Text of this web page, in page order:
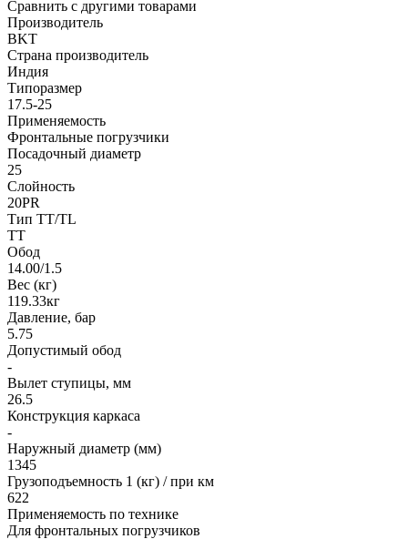
Сравнить с другими товарами
Производитель
BKT
Страна производитель
Индия
Типоразмер
17.5-25
Применяемость
Фронтальные погрузчики
Посадочный диаметр
25
Слойность
20PR
Тип TT/TL
TT
Обод
14.00/1.5
Вес (кг)
119.33кг
Давление, бар
5.75
Допустимый обод
-
Вылет ступицы, мм
26.5
Конструкция каркаса
-
Наружный диаметр (мм)
1345
Грузоподъемность 1 (кг) / при км
622
Применяемость по технике
Для фронтальных погрузчиков